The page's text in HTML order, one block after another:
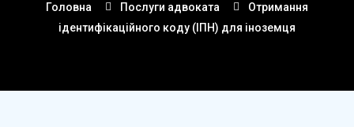
Головна Послуги адвоката
Отримання
ідентифікаційного коду (ІПН) для іноземця